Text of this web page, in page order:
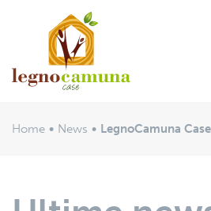
Home News LegnoCamuna